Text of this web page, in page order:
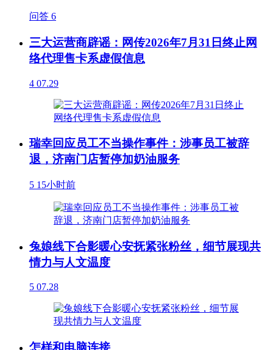
问答 6
三大运营商辟谣：网传2026年7月31日终止网
络代理售卡系虚假信息
4 07.29
瑞幸回应员工不当操作事件：涉事员工被辞
退，济南门店暂停加奶油服务
5 15小时前
兔娘线下合影暖心安抚紧张粉丝，细节展现共
情力与人文温度
5 07.28
怎样和电脑连接